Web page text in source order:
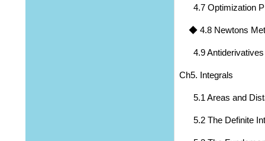
4.7 Optimization
◆ 4.8 Newtons
4.9 Antiderivatives
Ch5. Integrals
5.1 Areas and
5.2 The Definite